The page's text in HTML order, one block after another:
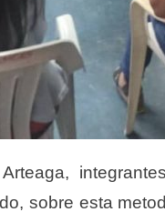
sobre esta